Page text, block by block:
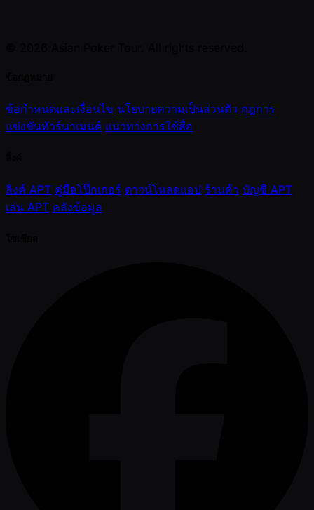
ข้อกำหนดและเงื่อนไข นโยบายความเป็นส่วนตัว กฎการ
แข่งขันทัวร์นาเมนต์ แนวทางการใช้สื่อ
ลิงค์ APT คู่มือโป๊กเกอร์ ดาวน์โหลดแอป ร้านค้า บัญชี APT
เล่น APT คลังข้อมูล